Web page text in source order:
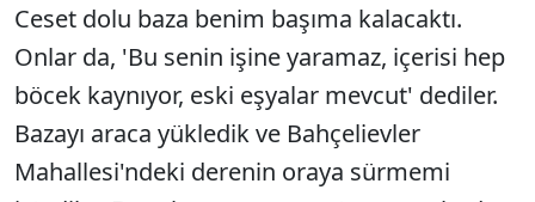
Ceset dolu baza benim başıma kalacaktı.
Onlar da, 'Bu senin işine yaramaz, içerisi hep
böcek kaynıyor, eski eşyalar mevcut' dediler.
Bazayı araca yükledik ve Bahçelievler
Mahallesi'ndeki derenin oraya sürmemi